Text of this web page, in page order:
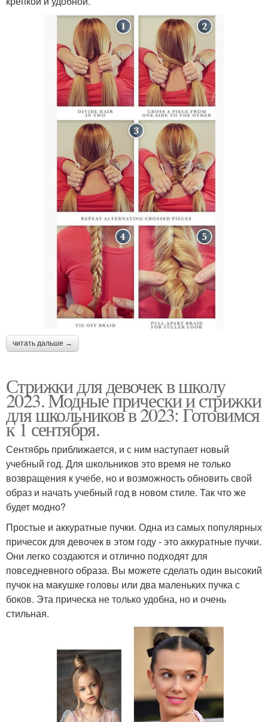
читать дальше →
Стрижки для девочек в школу
2023. Модные прически и стрижки
для школьников в 2023: Готовимся
к 1 сентября.
Сентябрь приближается, и с ним наступает новый
учебный год. Для школьников это время не только
возвращения к учебе, но и возможность обновить свой
образ и начать учебный год в новом стиле. Так что же
будет модно?
Простые и аккуратные пучки. Одна из самых популярных
причесок для девочек в этом году - это аккуратные пучки.
Они легко создаются и отлично подходят для
повседневного образа. Вы можете сделать один высокий
пучок на макушке головы или два маленьких пучка с
боков. Эта прическа не только удобна, но и очень
стильная.